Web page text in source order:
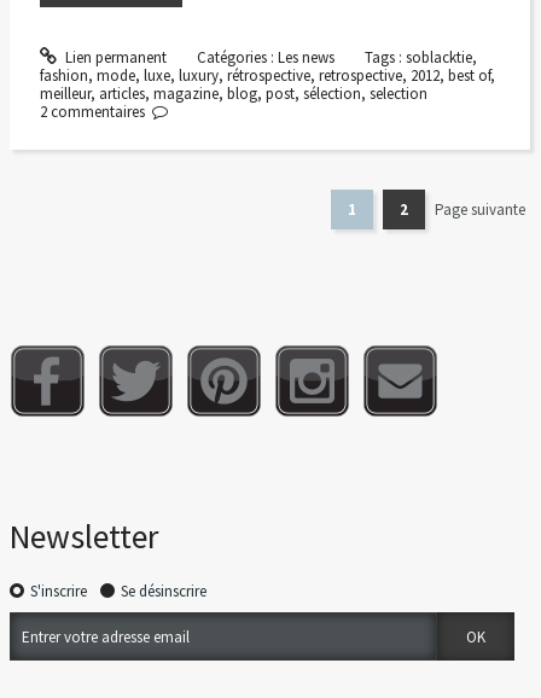
Lien permanent Catégories : Les news Tags : soblacktie,
fashion, mode, luxe, luxury, rétrospective, retrospective, 2012, best of,
meilleur, articles, magazine, blog, post, sélection, selection
2 commentaires
1 2 Page suivante
Newsletter
S'inscrire Se désinscrire